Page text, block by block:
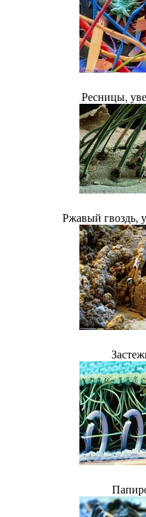
Ресницы,
Ржавый гвоздь,